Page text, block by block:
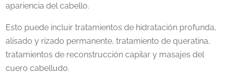
apariencia del cabello.
Esto puede incluir tratamientos de hidratación profunda,
alisado y rizado permanente, tratamiento de queratina,
tratamientos de reconstrucción capilar y masajes del
cuero cabelludo.